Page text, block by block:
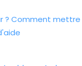
? Comment mettre